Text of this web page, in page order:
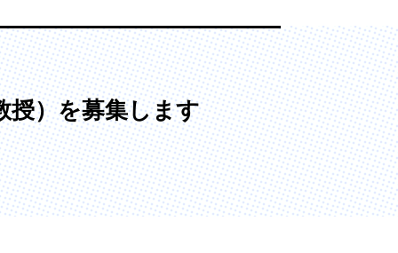
共通教育
教員一覧
国際文化学部
（2026年度募集停止）
カートゥーンコース
授）を募集します